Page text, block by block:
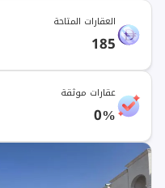
العقارات المتاحة
185
عقارات موثقة
0%